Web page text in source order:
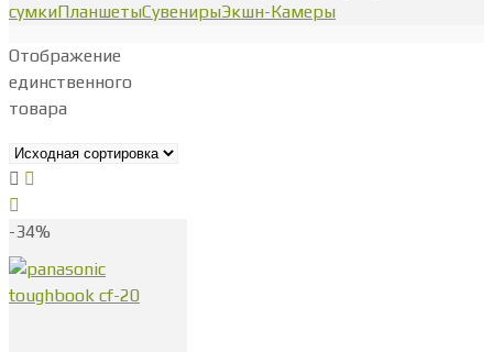
сумкиПланшетыСувенирыЭкшн-Камеры
Отображение
единственного
товара
-34%